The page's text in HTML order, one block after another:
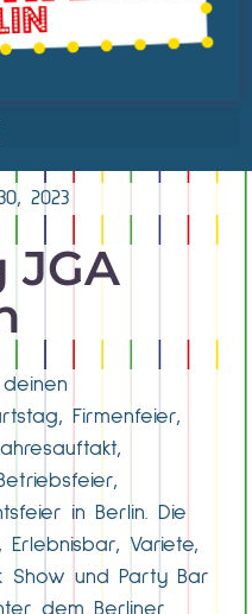
2023
JGA
Firmenfeier,
in Berlin. Die
Variete,
Show und Party Bar
dem Berliner